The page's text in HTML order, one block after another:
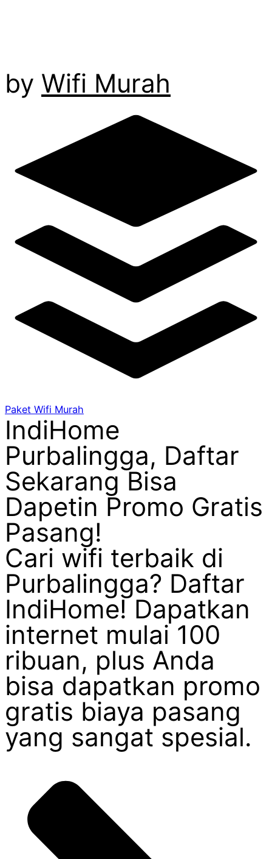
by Wifi Murah
Paket Wifi Murah
IndiHome
Purbalingga, Daftar
Sekarang Bisa
Dapetin Promo Gratis
Pasang!
Cari wifi terbaik di
Purbalingga? Daftar
IndiHome! Dapatkan
internet mulai 100
ribuan, plus Anda
bisa dapatkan promo
gratis biaya pasang
yang sangat spesial.